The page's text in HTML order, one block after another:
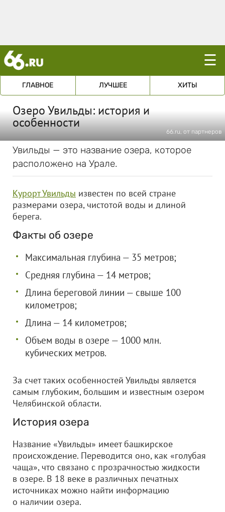
☰
ГЛАВНОЕ ЛУЧШЕЕ ХИТЫ
Озеро Увильды: история и
особенности
66.ru, от партнеров
Увильды — это название озера, которое
расположено на Урале.
Курорт Увильды известен по всей стране
размерами озера, чистотой воды и длиной
берега.
Факты об озере
Максимальная глубина — 35 метров;
Средняя глубина — 14 метров;
Длина береговой линии — свыше 100
километров;
Длина — 14 километров;
Объем воды в озере — 1000 млн.
кубических метров.
За счет таких особенностей Увильды является
самым глубоким, большим и известным озером
Челябинской области.
История озера
Название «Увильды» имеет башкирское
происхождение. Переводится оно, как «голубая
чаща», что связано с прозрачностью жидкости
в озере. В 18 веке в различных печатных
источниках можно найти информацию
о наличии озера.